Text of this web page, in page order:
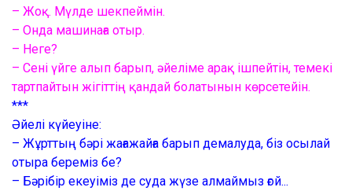
– Жоқ. Мүлде шекпеймін.
– Онда машинаға отыр.
– Неге?
– Сені үйге алып барып, әйеліме арақ ішпейтін, темекі
тартпайтын жігіттің қандай болатынын көрсетейін.
***
Әйелі күйеуіне:
– Жұрттың бәрі жағажайға барып демалуда, біз осылай
отыра береміз бе?
– Бәрібір екеуіміз де суда жүзе алмаймыз ғой...